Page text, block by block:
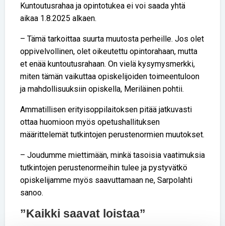
Kuntoutusrahaa ja opintotukea ei voi saada yhtä
aikaa 1.8.2025 alkaen.
– Tämä tarkoittaa suurta muutosta perheille. Jos olet
oppivelvollinen, olet oikeutettu opintorahaan, mutta
et enää kuntoutusrahaan. On vielä kysymysmerkki,
miten tämän vaikuttaa opiskelijoiden toimeentuloon
ja mahdollisuuksiin opiskella, Meriläinen pohtii.
Ammatillisen erityisoppilaitoksen pitää jatkuvasti
ottaa huomioon myös opetushallituksen
määrittelemät tutkintojen perustenormien muutokset.
– Joudumme miettimään, minkä tasoisia vaatimuksia
tutkintojen perustenormeihin tulee ja pystyvätkö
opiskelijamme myös saavuttamaan ne, Sarpolahti
sanoo.
”Kaikki saavat loistaa”